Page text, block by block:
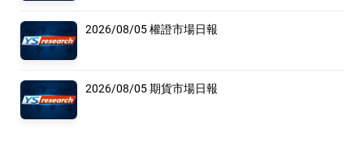
2026/08/05 權證市場日報
2026/08/05 期貨市場日報